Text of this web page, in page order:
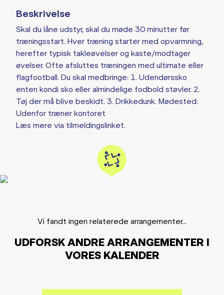
Beskrivelse
Skal du låne udstyr, skal du møde 30 minutter før
træningsstart. Hver træning starter med opvarmning,
herefter typisk takleøvelser og kaste/modtager
øvelser. Ofte afsluttes træningen med ultimate eller
flagfootball. Du skal medbringe: 1. Udendørssko
enten kondi sko eller almindelige fodbold støvler. 2.
Tøj der må blive beskidt. 3. Drikkedunk. Mødested:
Udenfor træner kontoret
Læs mere via tilmeldingslinket.
Vi fandt ingen relaterede arrangementer...
UDFORSK ANDRE ARRANGEMENTER I
VORES KALENDER